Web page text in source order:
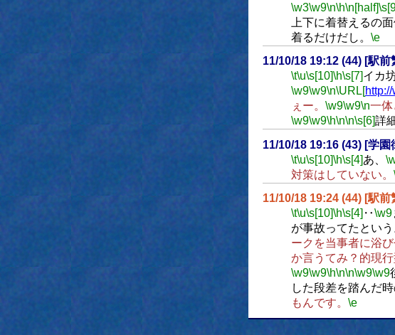
\w3\w9\n\h\n[half]
上下に着替えるの
着るだけだし。 \e
11/10/18 19:12 (44) [駅前
\t\u\s[10]\h\s[7]イカ
\w9\w9\n\URL[
ぇー。 \w9\w9\n一体
\w9\w9\h\n\n\s[6]詳
11/10/18 19:16 (43) [学園
\t\u\s[10]\h\s[4]あ、
対策はしていない。
11/10/18 19:24 (44) [駅前
\t\u\s[10]\h\s[4] ‥\w9
が事故ってたという
ークを当事者に浴
か言うてみ？的現
\w9\w9\h\n\n\w9\w9
した段差を踏んだ時
もんです。 \e